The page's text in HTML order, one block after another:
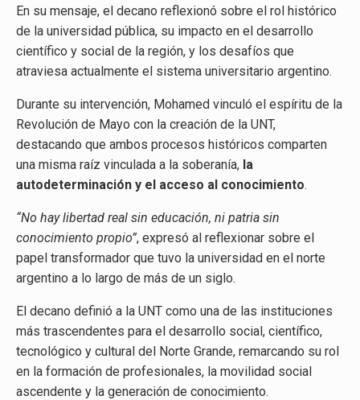
En su mensaje, el decano reflexionó sobre el rol histórico
de la universidad pública, su impacto en el desarrollo
científico y social de la región, y los desafíos que
atraviesa actualmente el sistema universitario argentino.
Durante su intervención, Mohamed vinculó el espíritu de la
Revolución de Mayo con la creación de la UNT,
destacando que ambos procesos históricos comparten
una misma raíz vinculada a la soberanía, la
autodeterminación y el acceso al conocimiento.
“No hay libertad real sin educación, ni patria sin
conocimiento propio”, expresó al reflexionar sobre el
papel transformador que tuvo la universidad en el norte
argentino a lo largo de más de un siglo.
El decano definió a la UNT como una de las instituciones
más trascendentes para el desarrollo social, científico,
tecnológico y cultural del Norte Grande, remarcando su rol
en la formación de profesionales, la movilidad social
ascendente y la generación de conocimiento.